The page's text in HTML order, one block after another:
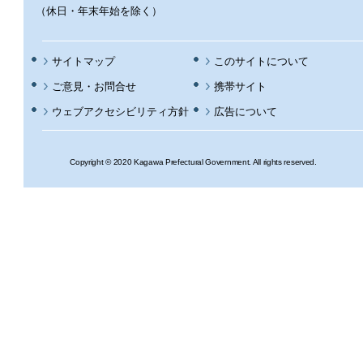
（休日・年末年始を除く）
サイトマップ このサイトについて
携帯サイト
ウェブアクセシビリティ方針 広告について
Copyright © 2020 Kagawa Prefectural Government. All rights reserved.